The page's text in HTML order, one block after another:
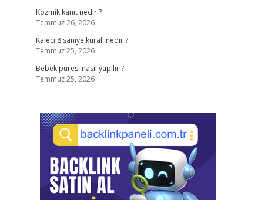
Kozmik kanıt nedir ?
Temmuz 26, 2026
Kaleci 8 saniye kuralı nedir ?
Temmuz 25, 2026
Bebek püresi nasıl yapılır ?
Temmuz 25, 2026